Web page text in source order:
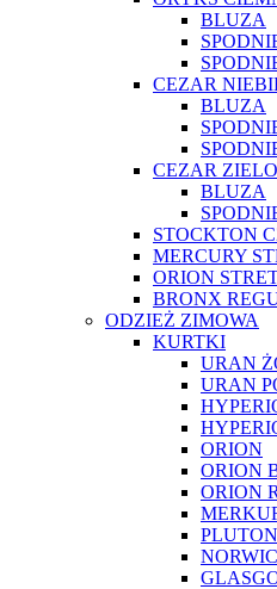
BLUZA
CEZAR
BLUZA
CEZAR
BLUZA
STOCKTON
MERCURY
ORION
BRONX
ODZIEŻ ZIMOWA
KURTKI
URAN
URAN
ORION
ORION
ORION